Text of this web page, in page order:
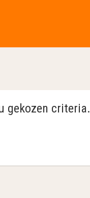
gekozen criteria.